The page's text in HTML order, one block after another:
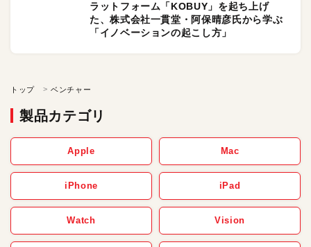
ラットフォーム「KOBUY」を起ち上げ
た、株式会社一貫堂・阿保晴彦氏から学ぶ
「イノベーションの起こし方」
トップ ベンチャー
製品カテゴリ
Apple Mac
iPhone iPad
Watch Vision